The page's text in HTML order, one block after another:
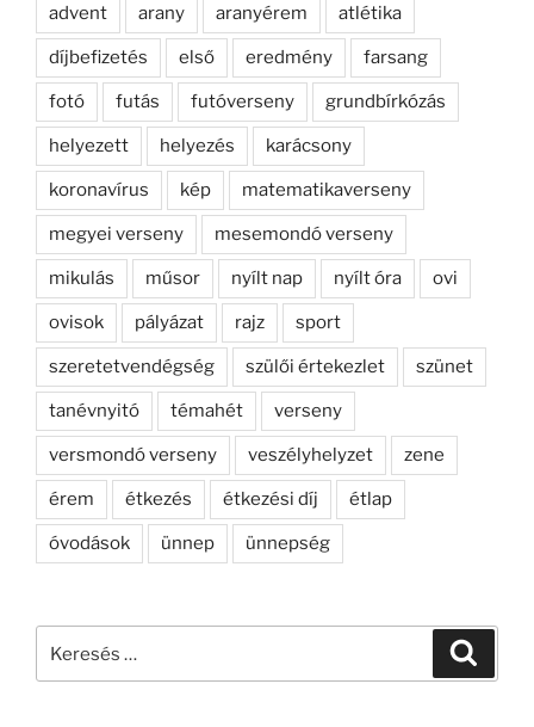
advent arany aranyérem atlétika
díjbefizetés első eredmény farsang
fotó futás futóverseny grundbírkózás
helyezett helyezés karácsony
koronavírus kép matematikaverseny
megyei verseny mesemondó verseny
mikulás műsor nyílt nap nyílt óra ovi
ovisok pályázat rajz sport
szeretetvendégség szülői értekezlet szünet
tanévnyitó témahét verseny
versmondó verseny veszélyhelyzet zene
érem étkezés étkezési díj étlap
óvodások ünnep ünnepség